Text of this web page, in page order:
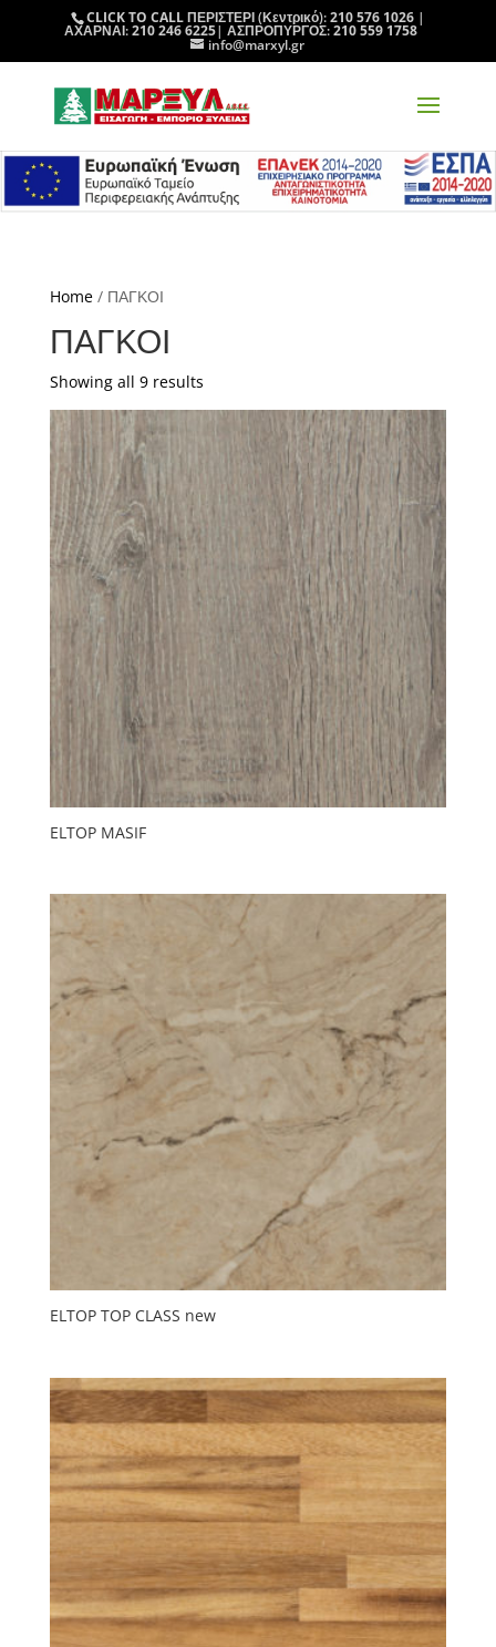
CLICK TO CALLΠΕΡΙΣΤΕΡΙ (Κεντρικό):210 576 1026|
ΑΧΑΡΝΑΙ:210 246 6225| ΑΣΠΡΟΠΥΡΓΟΣ:210 559 1758
info@marxyl.gr
Home/ ΠΑΓΚΟΙ
ΠΑΓΚΟΙ
Showing all 9 resultsSorted
by
ELTOP MASIF
ELTOP TOP CLASS new